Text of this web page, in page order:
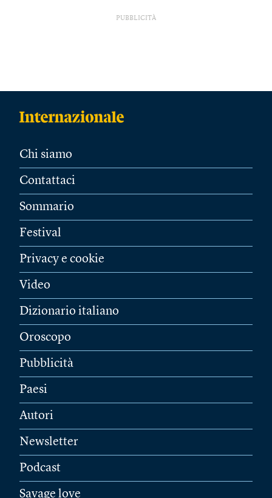
PUBBLICITÀ
Chi siamo
Contattaci
Sommario
Festival
Privacy e cookie
Video
Dizionario italiano
Oroscopo
Pubblicità
Paesi
Autori
Newsletter
Podcast
Savage love